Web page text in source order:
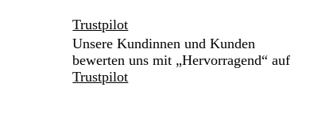
Trustpilot
Unsere Kundinnen und Kunden
bewerten uns mit „Hervorragend“ auf
Trustpilot